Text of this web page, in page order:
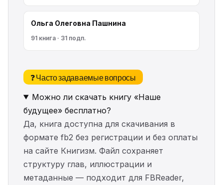
Ольга Олеговна Пашнина
91 книга · 31 подп.
❓ Часто задаваемые вопросы
Можно ли скачать книгу «Наше
будущее» бесплатно?
Да, книга доступна для скачивания в
формате fb2 без регистрации и без оплаты
на сайте Книгизм. Файл сохраняет
структуру глав, иллюстрации и
метаданные — подходит для FBReader,